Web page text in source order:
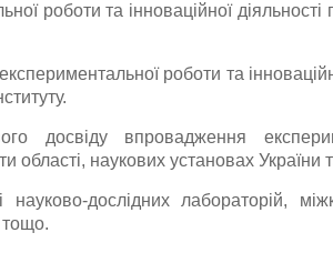
роботи та інноваційної діяльності
роботи та
досвіду впровадження
області, наукових установах України
науково-дослідних лабораторій,
тощо.